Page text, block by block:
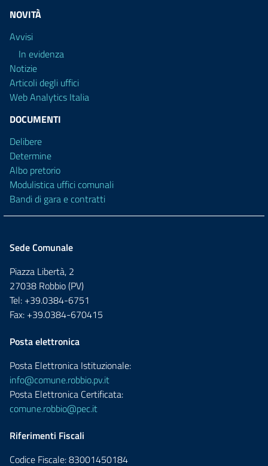
NOVITÀ
Avvisi
In evidenza
Notizie
Articoli degli uffici
Web Analytics Italia
DOCUMENTI
Delibere
Determine
Albo pretorio
Modulistica uffici comunali
Bandi di gara e contratti
Sede Comunale
Piazza Libertà, 2
27038 Robbio (PV)
Tel: +39.0384-6751
Fax: +39.0384-670415
Posta elettronica
Posta Elettronica Istituzionale:
info@comune.robbio.pv.it
Posta Elettronica Certificata:
comune.robbio@pec.it
Riferimenti Fiscali
Codice Fiscale: 83001450184